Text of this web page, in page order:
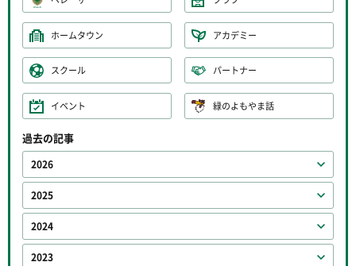
ホームタウン アカデミー
スクール パートナー
イベント 緑のよもやま話
過去の記事
2026
2025
2024
2023